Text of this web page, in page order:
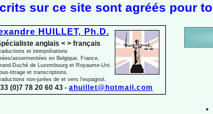
sur ce site sont agréés pour
HUILLET, Ph.D.
anglais < > français
et interprétations
assermentées en Belgique, France,
Duché de Luxembourg et Royaume-Uni.
titrage et transcriptions.
non-jurées de et vers l'espagnol.
(0)7 78 20 60 43 - ahuillet@hotmail.com